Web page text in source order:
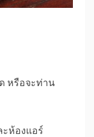
หรือจะท่าน
ห้องแอร์